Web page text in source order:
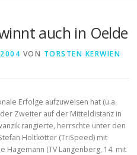
auch in Oelde
VON TORSTEN KERWIEN
Erfolge aufzuweisen hat (u.a.
Zweiter auf der Mitteldistanz in
rangierte, herrschte unter den
Holtkötter (TriSpeed) mit
Hagemann (TV Langenberg, 14. mit